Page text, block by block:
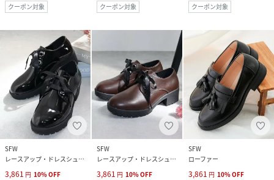
クーポン対象
クーポン対象
クーポン対象
SFW
レースアップ・ドレスシューズ
3,861 円 10%OFF
SFW
レースアップ・ドレスシューズ
3,861 円 10%OFF
SFW
ローファー
3,861 円 10%OFF